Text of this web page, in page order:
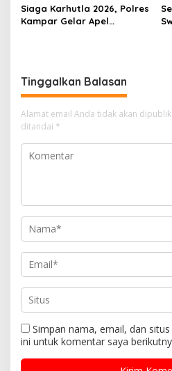
Siaga Karhutla 2026, Polres
Kampar Gelar Apel
Tinggalkan Balasan
Alamat email Anda tidak akan
ditandai *
Simpan nama, email, dan
ini untuk komentar saya